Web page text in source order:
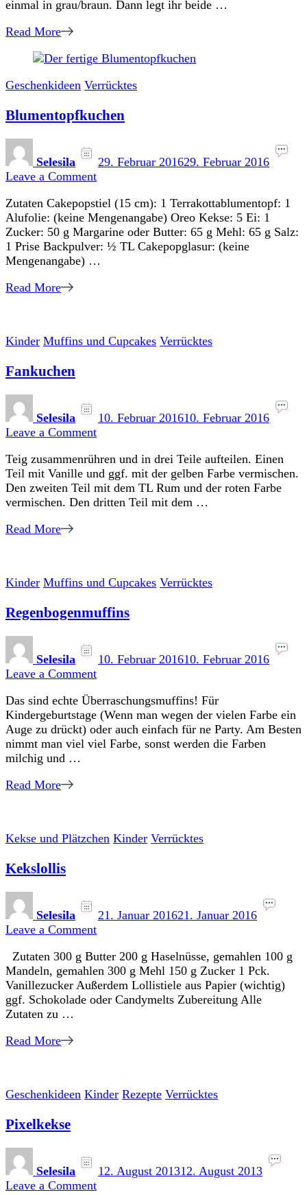
einmal in grau/braun. Dann legt ihr beide …
Read More
Geschenkideen Verrücktes
Blumentopfkuchen
Selesila 29. Februar 201629. Februar 2016
Leave a Commenton
Zutaten Cakepopstiel (15 cm): 1 Terrakottablumentopf: 1
Alufolie: (keine Mengenangabe) Oreo Kekse: 5 Ei: 1
Zucker: 50 g Margarine oder Butter: 65 g Mehl: 65 g Salz:
1 Prise Backpulver: ½ TL Cakepopglasur: (keine
Mengenangabe) …
Read More
Kinder Muffins und Cupcakes Verrücktes
Fankuchen
Selesila 10. Februar 201610. Februar 2016
Leave a Commenton
Teig zusammenrühren und in drei Teile aufteilen. Einen
Teil mit Vanille und ggf. mit der gelben Farbe vermischen.
Den zweiten Teil mit dem TL Rum und der roten Farbe
vermischen. Den dritten Teil mit dem …
Read More
Kinder Muffins und Cupcakes Verrücktes
Regenbogenmuffins
Selesila 10. Februar 201610. Februar 2016
Leave a Commenton
Das sind echte Überraschungsmuffins! Für
Kindergeburtstage (Wenn man wegen der vielen Farbe ein
Auge zu drückt) oder auch einfach für ne Party. Am Besten
nimmt man viel viel Farbe, sonst werden die Farben
milchig und …
Read More
Kekse und Plätzchen Kinder Verrücktes
Kekslollis
Selesila 21. Januar 201621. Januar 2016
Leave a Commenton
Zutaten 300 g Butter 200 g Haselnüsse, gemahlen 100 g
Mandeln, gemahlen 300 g Mehl 150 g Zucker 1 Pck.
Vanillezucker Außerdem Lollistiele aus Papier (wichtig)
ggf. Schokolade oder Candymelts Zubereitung Alle
Zutaten zu …
Read More
Geschenkideen Kinder Rezepte Verrücktes
Pixelkekse
Selesila 12. August 201312. August 2013
Leave a Commenton